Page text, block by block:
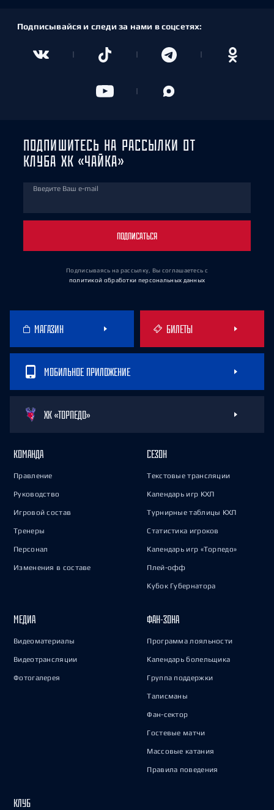
Подписывайся и следи за нами в соцсетях:
ПОДПИШИТЕСЬ НА РАССЫЛКИ ОТ
КЛУБА ХК «ЧАЙКА»
Введите Ваш e-mail
ПОДПИСАТЬСЯ
Подписываясь на рассылку, Вы соглашаетесь с
политикой обработки персональных данных
МАГАЗИН БИЛЕТЫ
МОБИЛЬНОЕ ПРИЛОЖЕНИЕ
ХК «ТОРПЕДО»
КОМАНДА
Правление
Руководство
Игровой состав
Тренеры
Персонал
Изменения в составе
СЕЗОН
Текстовые трансляции
Календарь игр КХЛ
Турнирные таблицы КХЛ
Статистика игроков
Календарь игр «Торпедо»
Плей-офф
Кубок Губернатора
МЕДИА
Видеоматериалы
Видеотрансляции
Фотогалерея
ФАН-ЗОНА
Программа лояльности
Календарь болельщика
Группа поддержки
Талисманы
Фан-сектор
Гостевые матчи
Массовые катания
Правила поведения
КЛУБ